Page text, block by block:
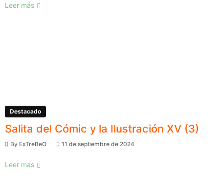
Leer más
Destacado
Salita del Cómic y la Ilustración XV (3)
By ExTreBeO 11 de septiembre de 2024
Leer más